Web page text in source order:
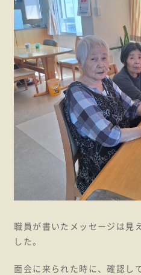
職員が書いたメッセージは見
した。
面会に来られた時に、確認し